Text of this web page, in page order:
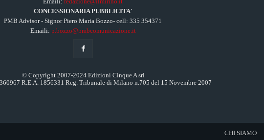
CONCESSIONARIA PUBBLICITA'
PMB Advisor - Signor Piero Maria Bozzo- cell: 335 354371
Emaili: p.bozzo@pmbcomunicazione.it
© Copyright 2007-2024 Edizioni Cinque A srl
R.E.A. 1856331 Reg. Tribunale di Milano n.705 del 15 Novembre 2007
CHI SIAMO